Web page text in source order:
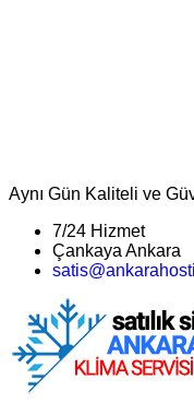
Aynı Gün Kaliteli ve
7/24 Hizmet
Çankaya Ankara